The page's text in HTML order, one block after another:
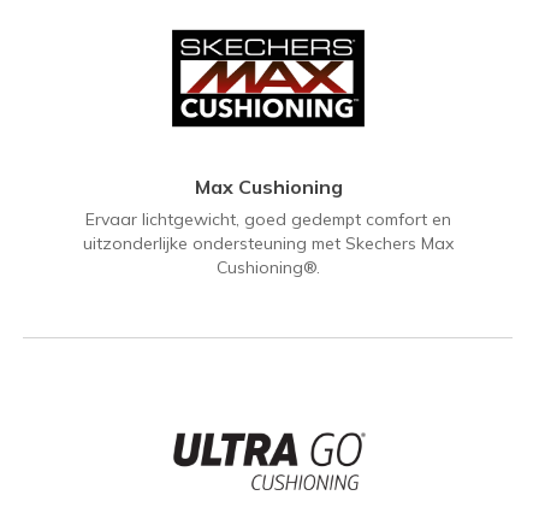
Max Cushioning
Ervaar lichtgewicht, goed gedempt comfort en
uitzonderlijke ondersteuning met Skechers Max
Cushioning®.